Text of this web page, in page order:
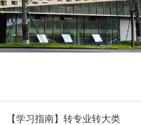
【学习指南】转专业转大类